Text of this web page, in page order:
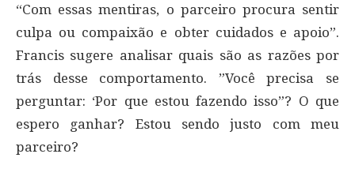
“Com essas mentiras, o parceiro procura sentir
culpa ou compaixão e obter cuidados e apoio”.
Francis sugere analisar quais são as razões por
trás desse comportamento. ”Você precisa se
perguntar: ‘Por que estou fazendo isso”? O que
espero ganhar? Estou sendo justo com meu
parceiro?